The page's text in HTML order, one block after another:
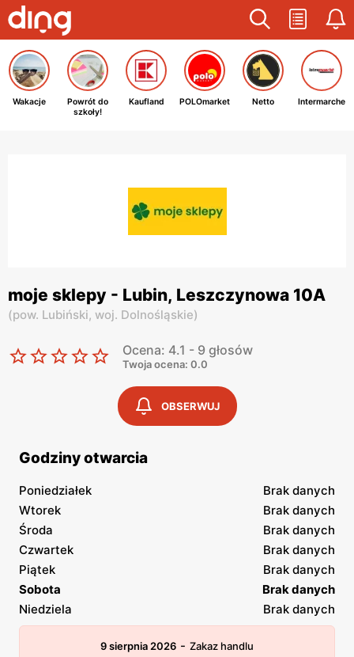
Wakacje
Powrót do
szkoły!
Kaufland POLOmarket Netto Intermarche
moje sklepy - Lubin, Leszczynowa 10A
(pow. Lubiński, woj. Dolnośląskie)
Ocena: 4.1 - 9 głosów
Twoja ocena: 0.0
OBSERWUJ
Godziny otwarcia
Poniedziałek
Brak danych
Wtorek
Brak danych
Środa
Brak danych
Czwartek
Brak danych
Piątek
Brak danych
Sobota
Brak danych
Niedziela
Brak danych
9 sierpnia 2026 - Zakaz handlu